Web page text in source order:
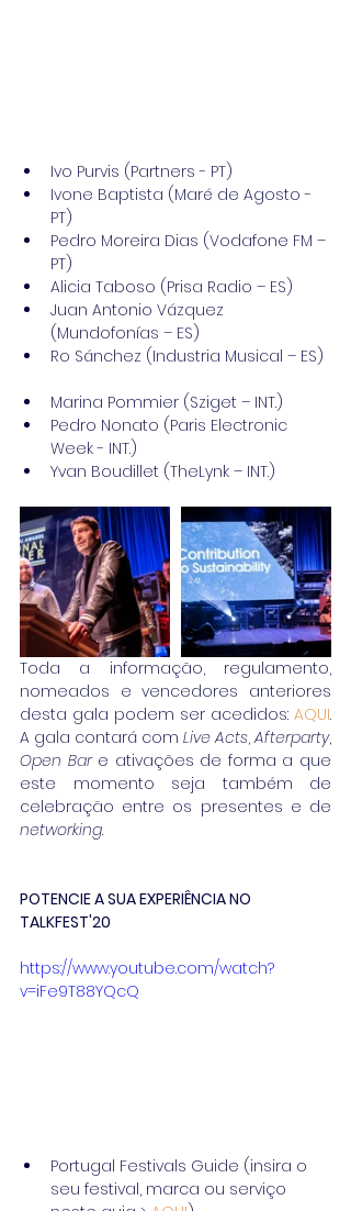
Ivo Purvis (Partners - PT)
Ivone Baptista (Maré de Agosto -
PT)
Pedro Moreira Dias (Vodafone FM –
PT)
Alicia Taboso (Prisa Radio – ES)
Juan Antonio Vázquez
(Mundofonías – ES)
Ro Sánchez (Industria Musical – ES)
Marina Pommier (Sziget – INT.)
Pedro Nonato (Paris Electronic
Week - INT.)
Yvan Boudillet (TheLynk – INT.)
Toda a informação, regulamento,
nomeados e vencedores anteriores
desta gala podem ser acedidos: AQUI.
A gala contará com Live Acts, Afterparty
Open Bar e ativações de forma a que
este momento seja também de
networking.
POTENCIE A SUA EXPERIÊNCIA NO
TALKFEST'20
https://www.youtube.com/watch?
v=iFe9T88YQcQ
Portugal Festivals Guide (insira o
seu festival, marca ou serviço